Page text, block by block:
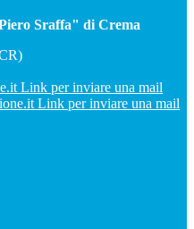
Sraffa" di Crema
Link per inviare una mail
Link per inviare una mail